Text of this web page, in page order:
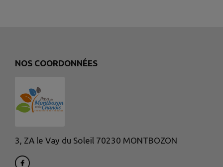
NOS COORDONNÉES
3, ZA le Vay du Soleil 70230 MONTBOZON